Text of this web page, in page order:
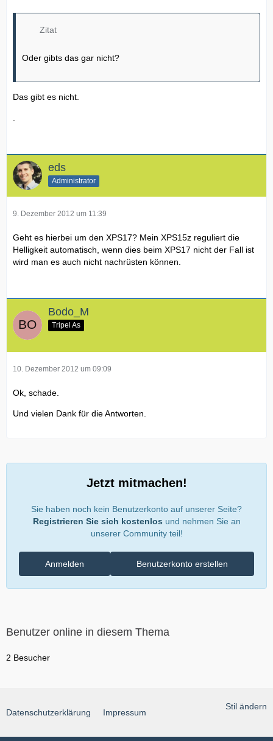
Zitat
Oder gibts das gar nicht?
Das gibt es nicht.
eds
Administrator
9. Dezember 2012 um 11:39
Geht es hierbei um den XPS17? Mein XPS15z reguliert die
Helligkeit automatisch, wenn dies beim XPS17 nicht der Fall ist
wird man es auch nicht nachrüsten können.
Bodo_M
Tripel As
10. Dezember 2012 um 09:09
Ok, schade.
Und vielen Dank für die Antworten.
Jetzt mitmachen!
Sie haben noch kein Benutzerkonto auf unserer Seite?
Registrieren Sie sich kostenlos und nehmen Sie an
unserer Community teil!
Benutzerkonto erstellen
Anmelden
Benutzer online in diesem Thema
2 Besucher
Stil ändern
Datenschutzerklärung Impressum